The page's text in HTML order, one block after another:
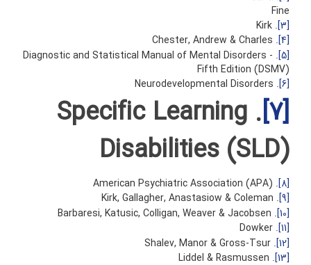
Fine
[3]
. Kirk
[4]
. Chester, Andrew & Charles
[5]
. Diagnostic and Statistical Manual of Mental Disorders -
Fifth Edition (DSMV)
[6]
. Neurodevelopmental Disorders
[7]
. Specific Learning
Disabilities (SLD)
[8]
. American Psychiatric Association (APA)
[9]
. Kirk, Gallagher, Anastasiow & Coleman
[10]
. Barbaresi, Katusic, Colligan, Weaver & Jacobsen
[11]
. Dowker
[12]
. Shalev, Manor & Gross-Tsur
[13]
. Liddel & Rasmussen